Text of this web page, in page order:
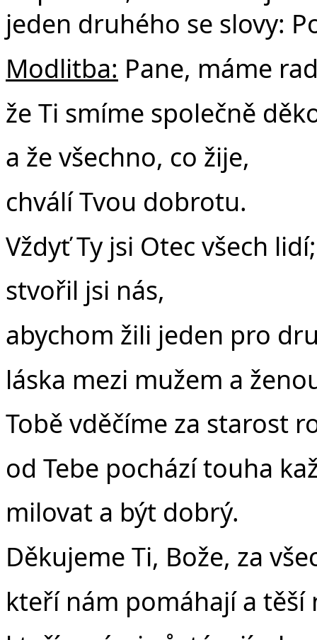
jeden druhého se slovy:
Modlitba: Pane, máme
že Ti smíme společně
a že všechno, co žije,
chválí Tvou dobrotu.
Vždyť Ty jsi Otec všech lidí;
stvořil jsi nás,
abychom žili jeden pro
láska mezi mužem a
Tobě vděčíme za starost
od Tebe pochází touha
milovat a být dobrý.
Děkujeme Ti, Bože, za
kteří nám pomáhají a těší